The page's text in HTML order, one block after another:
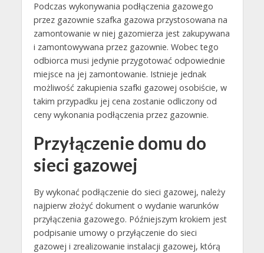
Podczas wykonywania podłączenia gazowego
przez gazownie szafka gazowa przystosowana na
zamontowanie w niej gazomierza jest zakupywana
i zamontowywana przez gazownie. Wobec tego
odbiorca musi jedynie przygotować odpowiednie
miejsce na jej zamontowanie. Istnieje jednak
możliwość zakupienia szafki gazowej osobiście, w
takim przypadku jej cena zostanie odliczony od
ceny wykonania podłączenia przez gazownie.
Przyłączenie domu do
sieci gazowej
By wykonać podłączenie do sieci gazowej, należy
najpierw złożyć dokument o wydanie warunków
przyłączenia gazowego. Późniejszym krokiem jest
podpisanie umowy o przyłączenie do sieci
gazowej i zrealizowanie instalacji gazowej, którą